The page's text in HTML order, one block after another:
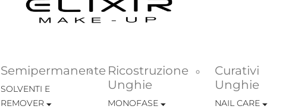
Semipermanente
SOLVENTI E
REMOVER
Ricostruzione
Unghie
MONOFASE
Curativi
Unghie
NAIL CARE